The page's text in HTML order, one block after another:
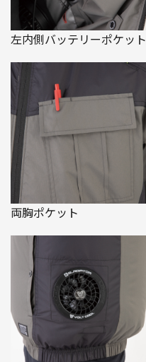
左内側バッテリーポケット
両胸ポケット